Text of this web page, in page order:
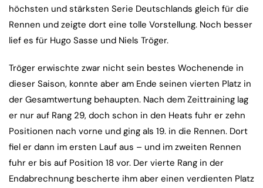
höchsten und stärksten Serie Deutschlands gleich für die
Rennen und zeigte dort eine tolle Vorstellung. Noch besser
lief es für Hugo Sasse und Niels Tröger.
Tröger erwischte zwar nicht sein bestes Wochenende in
dieser Saison, konnte aber am Ende seinen vierten Platz in
der Gesamtwertung behaupten. Nach dem Zeittraining lag
er nur auf Rang 29, doch schon in den Heats fuhr er zehn
Positionen nach vorne und ging als 19. in die Rennen. Dort
fiel er dann im ersten Lauf aus – und im zweiten Rennen
fuhr er bis auf Position 18 vor. Der vierte Rang in der
Endabrechnung bescherte ihm aber einen verdienten Platz